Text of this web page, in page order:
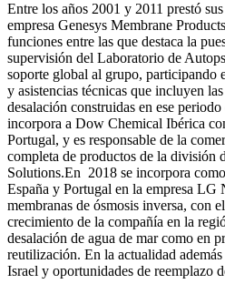
Entre los años 2001 y 2011 prestó
empresa Genesys Membrane
funciones entre las que destaca la
supervisión del Laboratorio de
soporte global al grupo, participando
y asistencias técnicas que incluyen
desalación construidas en ese
incorpora a Dow Chemical Ibérica
Portugal, y es responsable de la
completa de productos de la división
Solutions.En 2018 se incorpora
España y Portugal en la empresa
membranas de ósmosis inversa, con
crecimiento de la compañía en la
desalación de agua de mar como en
reutilización. En la actualidad
Israel y oportunidades de reemplazo